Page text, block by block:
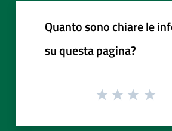
Quanto sono chiare le
su questa pagina?